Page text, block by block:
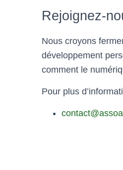
Rejoignez-
Nous croyons
développement
comment le
Pour plus